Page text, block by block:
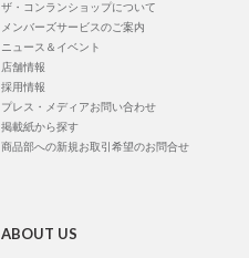
ザ・コンランショップについて
メンバーズサービスのご案内
ニュース＆イベント
店舗情報
採用情報
プレス・メディアお問い合わせ
掲載紙から探す
商品部への新規お取引希望のお問合せ
ABOUT US